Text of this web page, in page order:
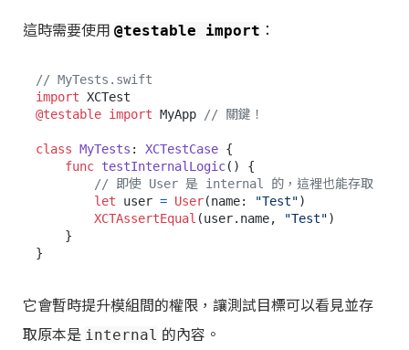
這時需要使用 @testable import ：
// MyTests.swift
import
@testable import MyApp // 關鍵！
class MyTests : XCTestCase {
func testInternalLogic() {
// 即使 User 是 internal 的，這裡也能存取
let user = User(name: "Test")
XCTAssertEqual (user.name, "Test")
它會暫時提升模組間的權限，讓測試目標可以看見並存
取原本是 internal 的內容。